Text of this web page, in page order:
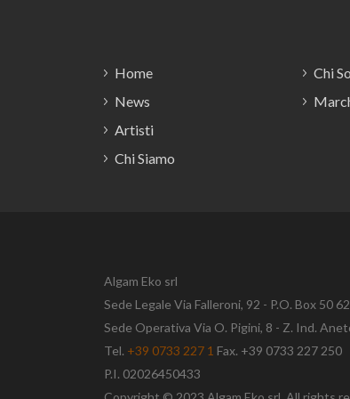
Home
News
Artisti
Chi Siamo
Chi
Algam Eko srl
Sede Legale Via Falleroni, 92 - P.O. Box 50
Sede Operativa Via O. Pigini, 8 - Z. Ind.
Tel. +39 0733 227 1 Fax. +39 0733 227 250
P.I. 02026450433